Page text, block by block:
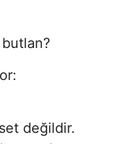
değildir.